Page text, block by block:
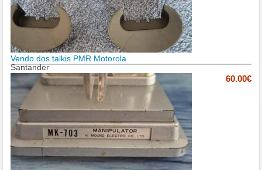
Vendo dos talkis PMR Motorola
Santander
60.00€